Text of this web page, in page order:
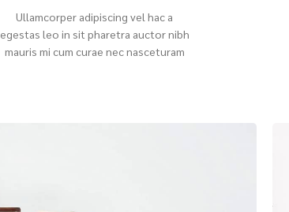
Ullamcorper adipiscing vel hac a
egestas leo in sit pharetra auctor nibh
mauris mi cum curae nec nasceturam